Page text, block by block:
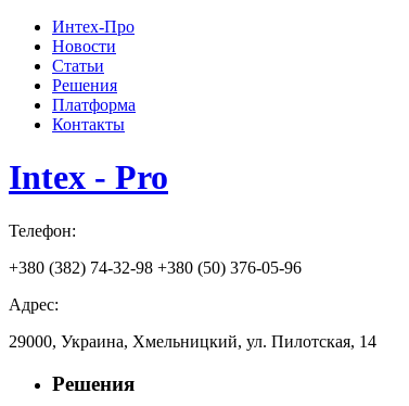
Интех-Про
Новости
Статьи
Решения
Платформа
Контакты
Intex - Pro
Телефон:
+380 (382) 74-32-98 +380 (50) 376-05-96
Адрес:
29000, Украина, Хмельницкий, ул. Пилотская, 14
Решения